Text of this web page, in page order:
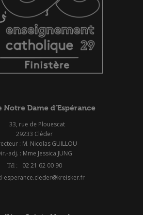
Notre Dame d’Espérance
33, rue de Plouescat
29233 Cléder
: M. Nicolas GUILLOU
adj. : Mme Jessica JUNG
02 21 62 00 90
esperance.cleder@kreisker.fr